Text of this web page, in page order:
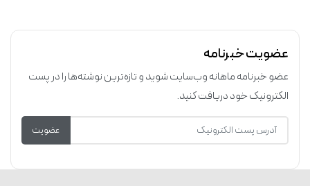
عضویت خبرنامه
عضو خبرنامه ماهانه وب‌سایت شوید و تازه‌ترین نوشته‌ها را در پست
الکترونیک خود دریافت کنید.
عضویت